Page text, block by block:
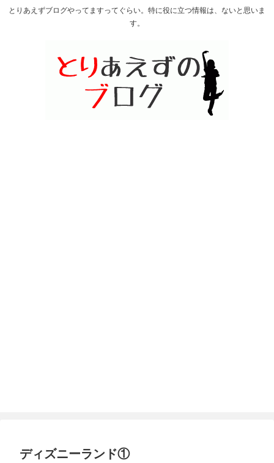
とりあえずブログやってますってぐらい。特に役に立つ情報は、ないと思いま
す。
ディズニーランド①